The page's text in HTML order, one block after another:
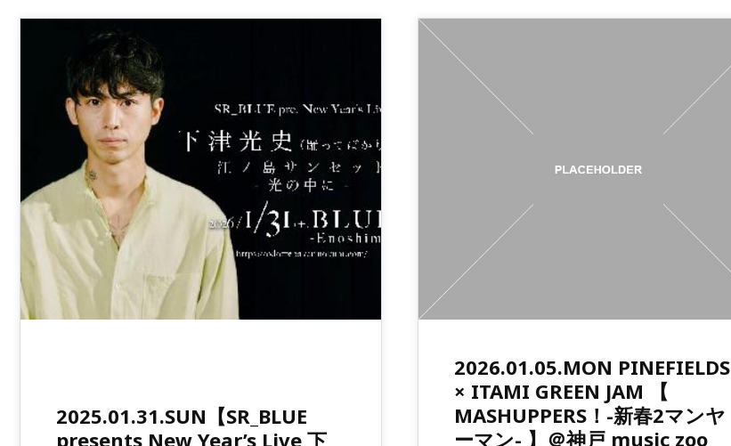
2025.01.31.SUN【SR_BLUE
presents New Year’s Live 下
2026.01.05.MON PINEFIELDS
× ITAMI GREEN JAM 【
MASHUPPERS！-新春2マンヤ
ーマン- 】＠神戸 music zoo